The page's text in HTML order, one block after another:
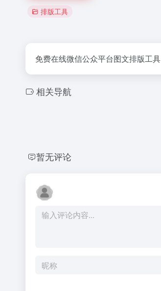
排版工具
免费在线微信公众平台图文排版工具
相关导航
暂无评论